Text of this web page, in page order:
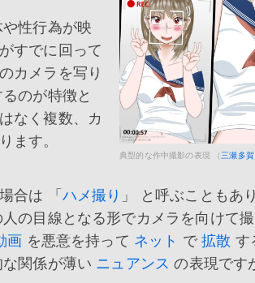
典型的な作中撮影の表現 （ 三瀬多
や性行為が映
すでに回って
カメラを写り
のが特徴と
なく複数、カ
ます。
合は 「 ハメ撮り 」 と呼ぶこともあ
の目線となる形でカメラを向けて
画 を悪意を持って ネット で拡散 す
関係が薄い ニュアンス の表現です